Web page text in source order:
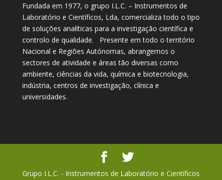
Fundada em 1977, o grupo I.L.C. – Instrumentos de
Laboratório e Científicos, Lda, comercializa todo o tipo
de soluções analíticas para a investigação científica e
controlo de qualidade. Presente em todo o território
Nacional e Regiões Autónomas, abrangemos o
sectores de atividade e áreas tão diversas como
ambiente, ciências da vida, química e biotecnologia,
indústria, centros de investigação, clínica e
universidades.
Grupo I.L.C. - Instrumentos de Laboratório e Científicos